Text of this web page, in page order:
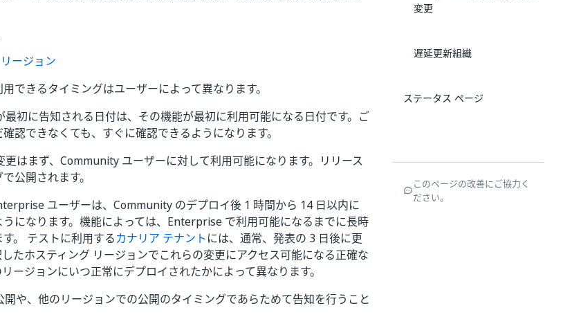
リージョン
できるタイミングはユーザーによって異なります。
最初に告知される日付は、その機能が最初に利用可能になる日付です。ご
認できなくても、すぐに確認できるようになります。
更はまず、Community ユーザーに対して利用可能になります。リリース
公開されます。
ユーザーは、Community のデプロイ後 1 時間から 14 日以内に
になります。機能によっては、Enterprise で利用可能になるまでに長時
。 テストに利用するカナリア テナントには、通常、発表の 3 日後に更
たホスティング リージョンでこれらの変更にアクセス可能になる正確な
ージョンにいつ正常にデプロイされたかによって異なります。
や、他のリージョンでの公開のタイミングであらためて告知を行うこと
変更
遅延更新組織
ステータス ページ
このページの改善にご協力く
ださい。